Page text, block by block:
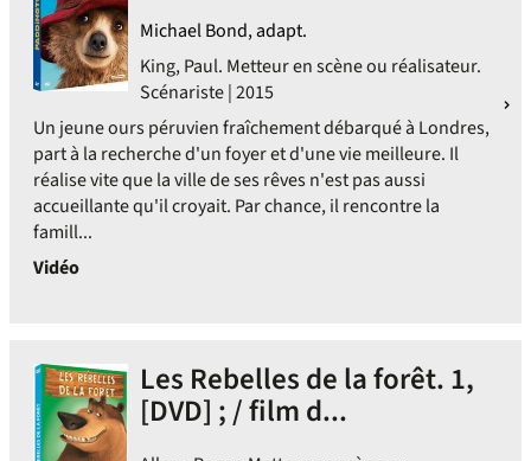
Michael Bond, adapt.
King, Paul. Metteur en scène ou réalisateur.
Scénariste | 2015
Un jeune ours péruvien fraîchement débarqué à Londres,
part à la recherche d'un foyer et d'une vie meilleure. Il
réalise vite que la ville de ses rêves n'est pas aussi
accueillante qu'il croyait. Par chance, il rencontre la
famill...
Vidéo
Les Rebelles de la forêt. 1,
[DVD] ; / film d...